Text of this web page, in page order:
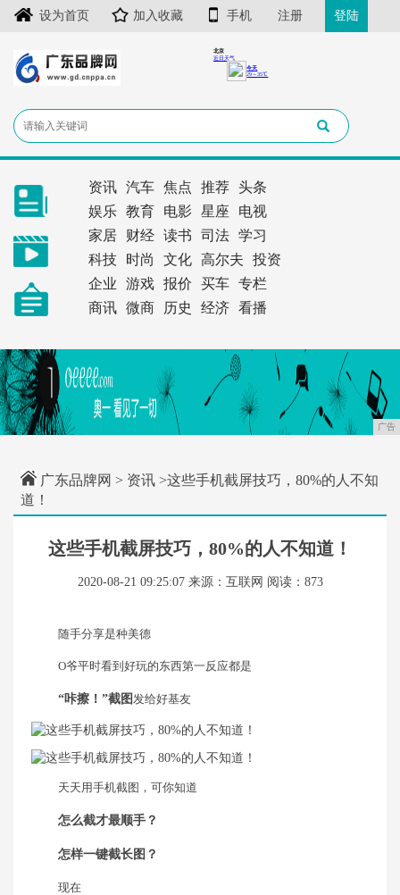
设为首页 加入收藏 手机 注册 登陆
资讯 汽车 焦点 推荐
头条
娱乐
教育 电影 星座
电视
家居
财经 读书 司法
学习
科技
时尚 文化 高尔夫
投资
企业
游戏 报价 买车
专栏
商讯
微商 历史 经济 看播
广告
广东品牌网 > 资讯 >这些手机截屏技巧，80%的人不知
道！
这些手机截屏技巧，80%的人不知道！
2020-08-21 09:25:07 来源：互联网 阅读：873
随手分享是种美德
O爷平时看到好玩的东西第一反应都是
“咔擦！”截图发给好基友
天天用手机截图，可你知道
怎么截才最顺手？
怎样一键截长图？
现在